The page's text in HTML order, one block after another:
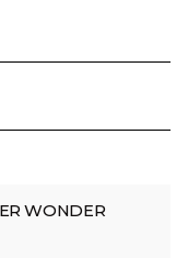
Jungle.
WONDER